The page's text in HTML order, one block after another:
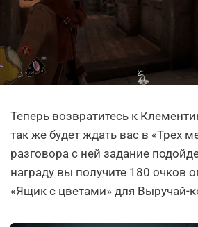
Теперь возвратитесь к
так же будет ждать вас в «Трех
разговора с ней задание
награду вы получите 180 очков
«Ящик с цветами» для Выручай-